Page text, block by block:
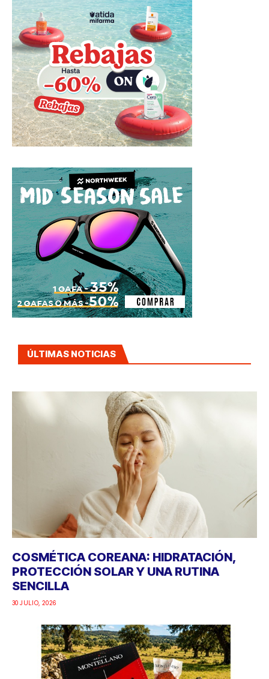
ÚLTIMAS NOTICIAS
COSMÉTICA COREANA: HIDRATACIÓN,
PROTECCIÓN SOLAR Y UNA RUTINA
SENCILLA
30 JULIO, 2026